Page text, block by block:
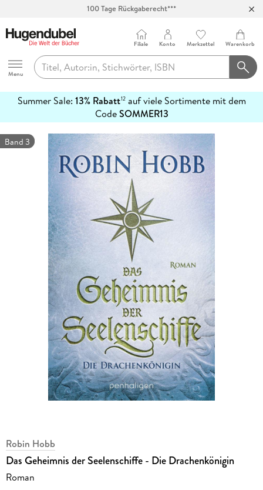
Hugendubel
Menu
Filiale Konto Merkzettel Warenkorb
Summer Sale: 13% Rabatt12auf viele Sortimente mit dem
CodeSOMMER13
erfahren
Band 3
Robin Hobb
Das Geheimnis der Seelenschiffe - Die Drachenkönigin
Roman